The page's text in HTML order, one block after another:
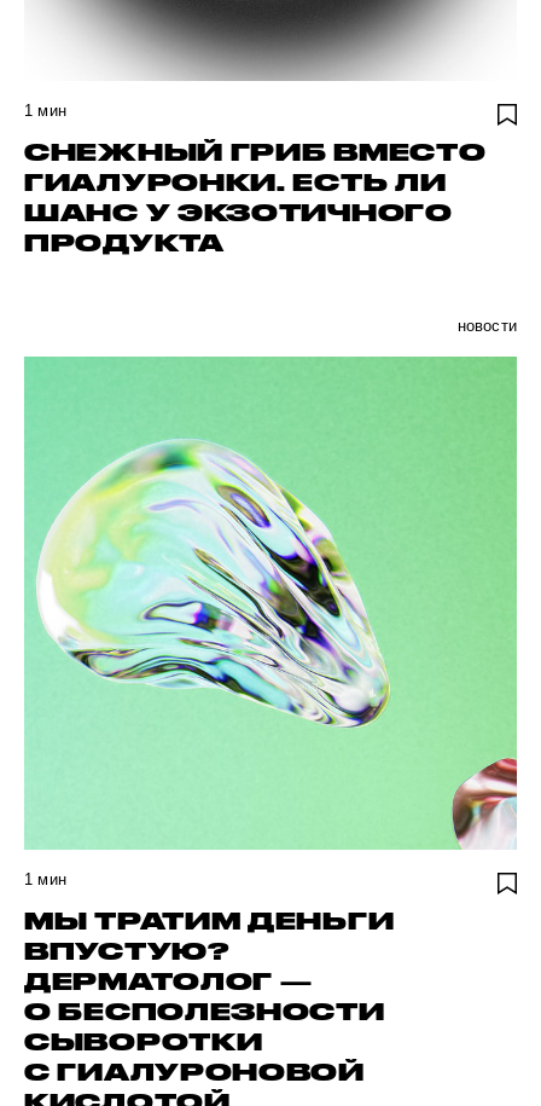
1 мин
СНЕЖНЫЙ ГРИБ ВМЕСТО
ГИАЛУРОНКИ. ЕСТЬ ЛИ
ШАНС У ЭКЗОТИЧНОГО
ПРОДУКТА
новости
1 мин
МЫ ТРАТИМ ДЕНЬГИ
ВПУСТУЮ?
ДЕРМАТОЛОГ —
О БЕСПОЛЕЗНОСТИ
СЫВОРОТКИ
С ГИАЛУРОНОВОЙ